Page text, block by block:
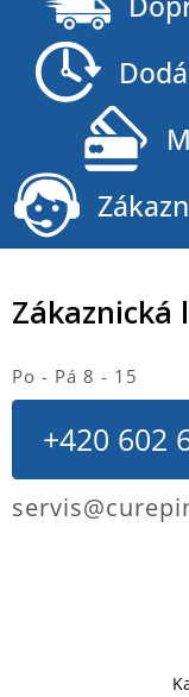
Zákaznická
Po - Pá 8 - 15
+420 602